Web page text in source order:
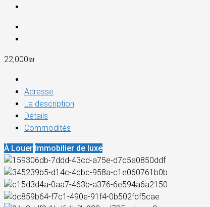
22,000₪
Adresse
La description
Détails
Commodités
À Louer Immobilier de luxe